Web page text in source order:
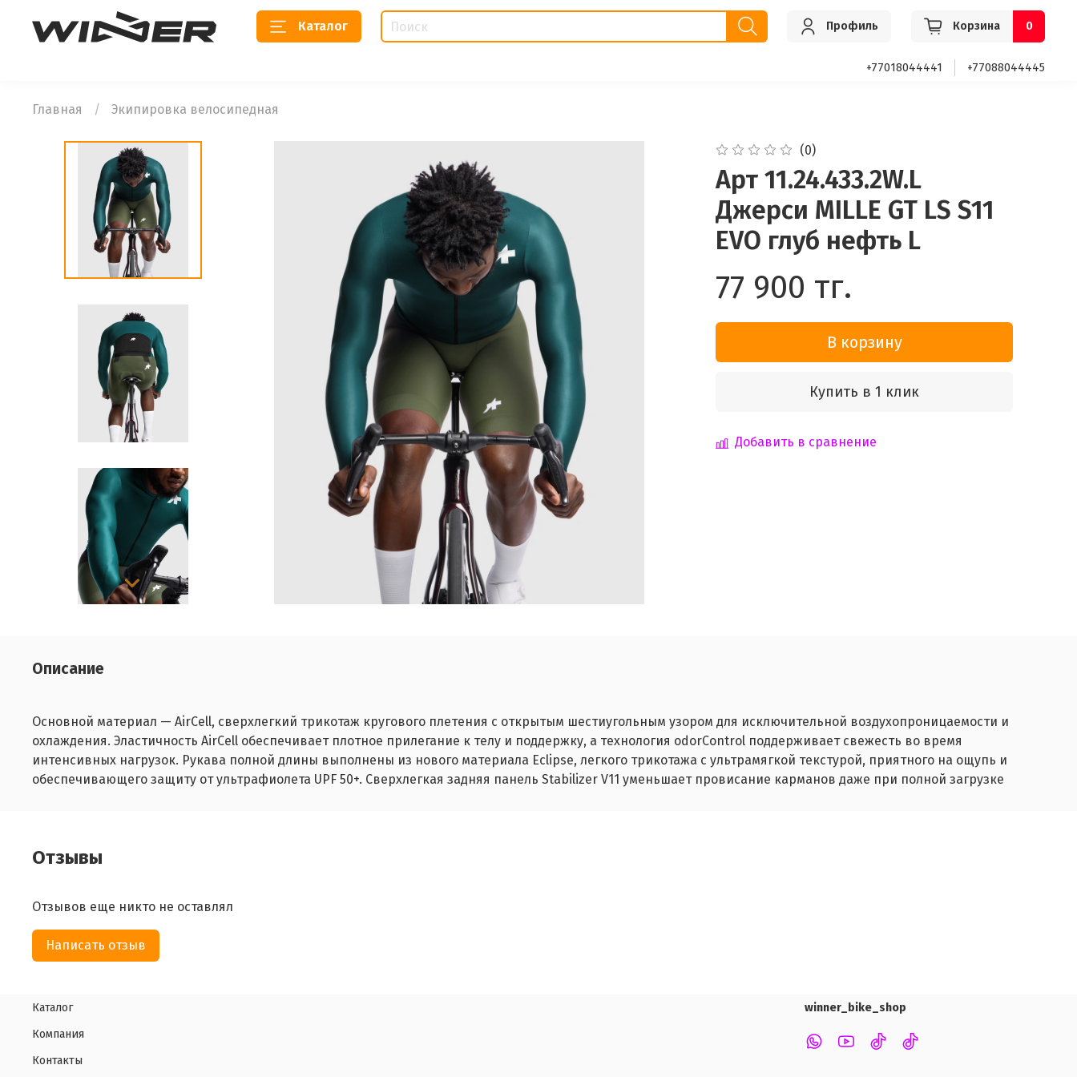
Каталог Профиль Корзина 0
+77018044441 +77088044445
Главная Экипировка велосипедная
(0)
Арт 11.24.433.2W.L
Джерси MILLE GT LS S11
EVO глуб нефть L
77 900 тг.
В корзину
Купить в 1 клик
Добавить в сравнение
Описание
Основной материал — AirCell, сверхлегкий трикотаж кругового плетения с открытым шестиугольным узором для исключительной воздухопроницаемости и
охлаждения. Эластичность AirCell обеспечивает плотное прилегание к телу и поддержку, а технология odorControl поддерживает свежесть во время
интенсивных нагрузок. Рукава полной длины выполнены из нового материала Eclipse, легкого трикотажа с ультрамягкой текстурой, приятного на ощупь и
обеспечивающего защиту от ультрафиолета UPF 50+. Сверхлегкая задняя панель Stabilizer V11 уменьшает провисание карманов даже при полной загрузке
Отзывы
Отзывов еще никто не оставлял
Написать отзыв
Каталог
Компания
Контакты
winner_bike_shop